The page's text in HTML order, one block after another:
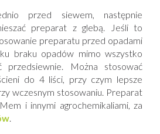
przed siewem, następnie
preparat z glebą. Jeśli to
preparatu przed opadami
braku opadów mimo wszystko
przedsiewnie. Można stosować
do 4 liści, przy czym lepsze
wczesnym stosowaniu. Preparat
i innymi agrochemikaliami, za